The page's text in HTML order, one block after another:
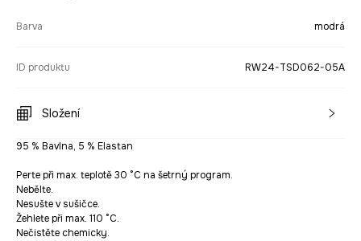
Barva modrá
ID produktu RW24-TSD062-05A
Složení
95 % Bavlna, 5 % Elastan
Perte při max. teplotě 30 °C na šetrný program.
Nebělte.
Nesušte v sušičce.
Žehlete při max. 110 °C.
Nečistěte chemicky.